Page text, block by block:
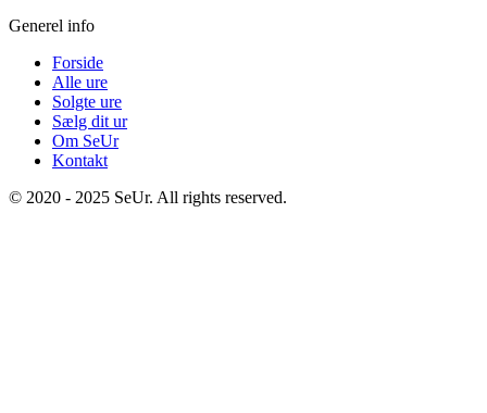
Generel info
Forside
Alle ure
Solgte ure
Sælg dit ur
Om SeUr
Kontakt
© 2020 - 2025 SeUr. All rights reserved.